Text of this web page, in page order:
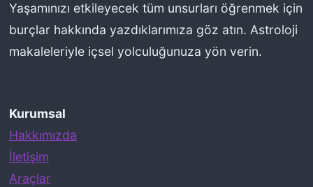
Yaşamınızı etkileyecek tüm unsurları öğrenmek için
burçlar hakkında yazdıklarımıza göz atın. Astroloji
makaleleriyle içsel yolculuğunuza yön verin.
Kurumsal
Hakkımızda
İletişim
Araçlar